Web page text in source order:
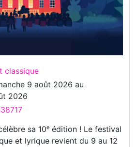
classique
9 août 2026 au
2026
sa 10ᵉ édition ! Le festival
et lyrique revient du 9 au 12